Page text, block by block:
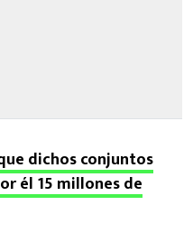
dichos conjuntos
él 15 millones de